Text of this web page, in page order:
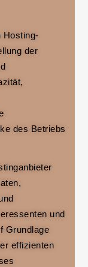
Hosting-
der
des Betriebs
und
Grundlage
effizienten